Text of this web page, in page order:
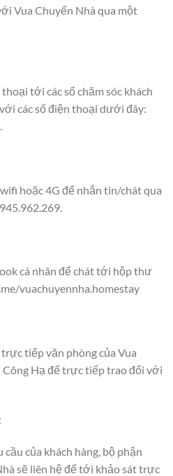
Vua Chuyển Nhà qua một
tới các số chăm sóc khách
các số điện thoại dưới đây:
hoặc 4G để nhắn tin/chát qua
cá nhân để chát tới hộp thư
vuachuyennha.homestay
tiếp văn phòng của Vua
Hạ để trực tiếp trao đổi với
của khách hàng, bộ phận
sẽ liên hệ để tới khảo sát trực